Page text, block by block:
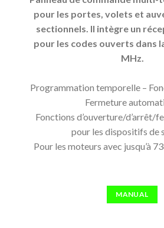
pour les portes, volets et
sectionnels. Il intègre un
pour les codes ouverts dans
MHz.
Programmation temporelle –
Fermeture
Fonctions d’ouverture/d’arrêt/
pour les dispositifs de
Pour les moteurs avec jusqu’à
MANUAL